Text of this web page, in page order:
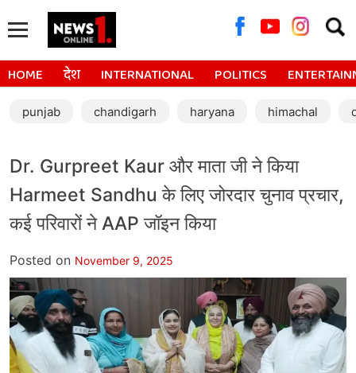
for:
HOME देश INTERNATIONAL POLITICS
punjab chandigarh haryana himachal
Dr. Gurpreet Kaur और माता जी ने किया
Harmeet Sandhu के लिए जोरदार चुनाव प्रचार,
कई परिवारों ने AAP जॉइन किया
Posted on November 9, 2025